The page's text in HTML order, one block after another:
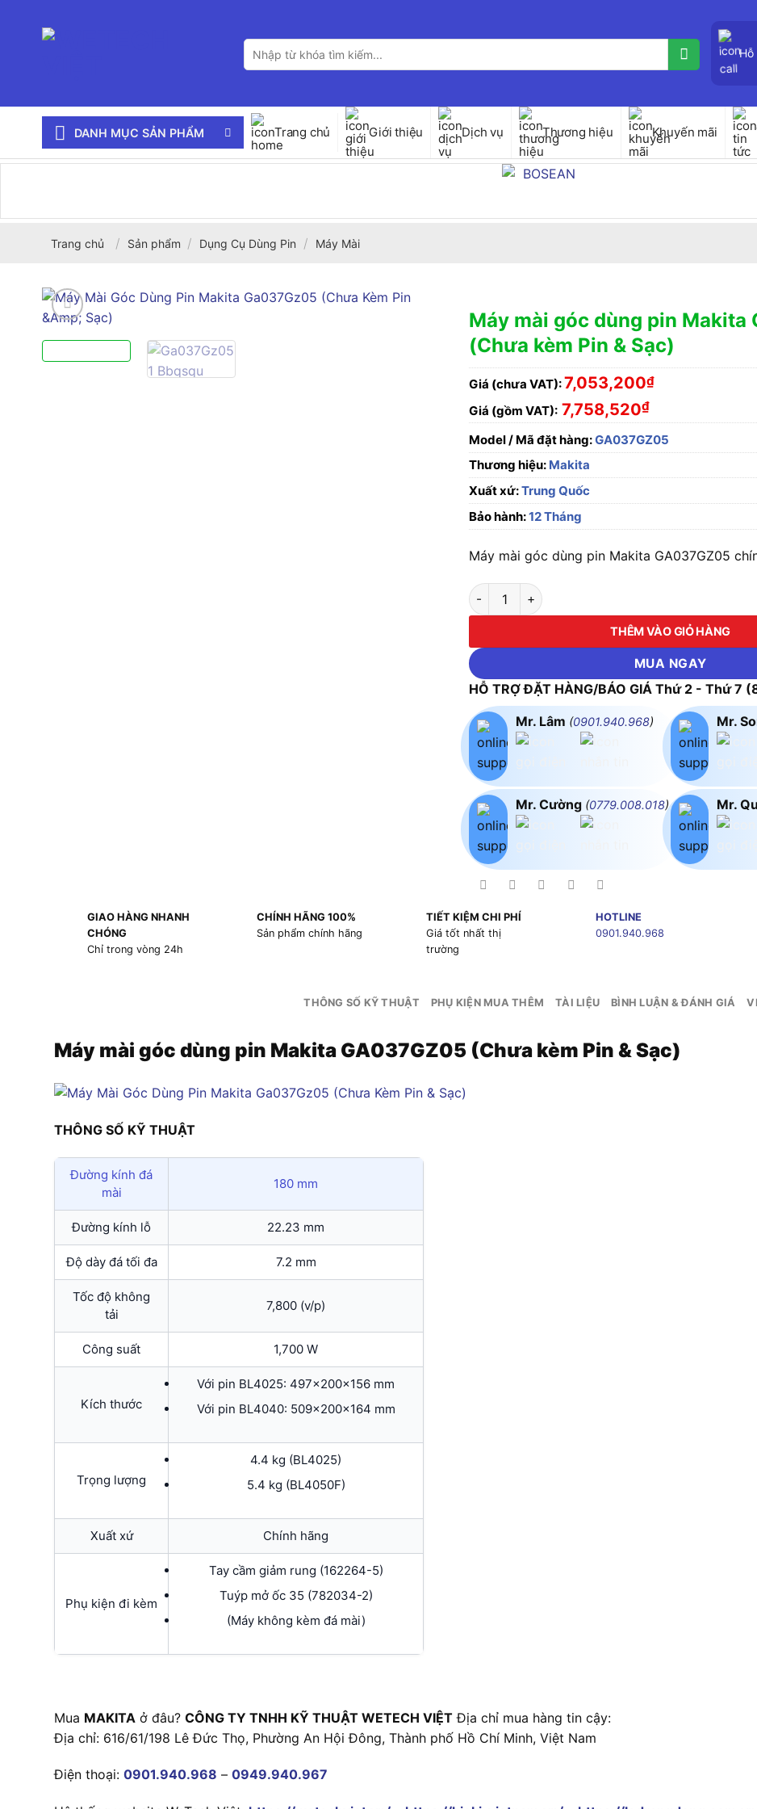
Tìm
kiếm:
Hỗ
DANH MỤC SẢN PHẨM Trang chủ Giới thiệu Dịch vụ Thương hiệu Khuyến mãi
Trang chủ / Sản phẩm / Dụng Cụ Dùng Pin / Máy Mài
Máy mài góc dùng pin Makita
(Chưa kèm Pin & Sạc)
Giá (chưa VAT):7,053,200₫
Giá (gồm VAT): 7,758,520₫
Model / Mã đặt hàng:GA037GZ05
Thương hiệu: Makita
Xuất xứ:Trung Quốc
Bảo hành:12 Tháng
Máy mài góc dùng pin Makita GA037GZ05
Máy mài góc dùng pin Makita GA037GZ05 (Chưa
THÊM VÀO GIỎ HÀNG
MUA NGAY
HỖ TRỢ ĐẶT HÀNG/BÁO GIÁ Thứ 2 - Thứ 7
Mr. Lâm (0901.940.968)
Mr. Cường (0779.008.018)
Mr.
Mr.
GIAO HÀNG NHANH
CHÓNG
Chỉ trong vòng 24h
CHÍNH HÃNG 100%
Sản phẩm chính hãng
TIẾT KIỆM CHI PHÍ
Giá tốt nhất thị
trường
HOTLINE
0901.940.968
THÔNG SỐ KỸ THUẬT PHỤ KIỆN MUA THÊM TÀI LIỆU BÌNH LUẬN & ĐÁNH GIÁ
Máy mài góc dùng pin Makita GA037GZ05 (Chưa kèm Pin & Sạc)
THÔNG SỐ KỸ THUẬT
Đường kính đá
mài
180 mm
Đường kính lỗ 22.23 mm
Độ dày đá tối đa 7.2 mm
Tốc độ không
tải
7,800 (v/p)
Công suất 1,700 W
Kích thước
Với pin BL4025: 497x200x156 mm
Với pin BL4040: 509x200x164 mm
Trọng lượng
4.4 kg (BL4025)
5.4 kg (BL4050F)
Xuất xứ Chính hãng
Phụ kiện đi kèm
Tay cầm giảm rung (162264-5)
Tuýp mở ốc 35 (782034-2)
(Máy không kèm đá mài)
Mua MAKITA ở đâu? CÔNG TY TNHH KỸ THUẬT WETECH VIỆT Địa chỉ mua hàng tin cậy:
Địa chỉ: 616/61/198 Lê Đức Thọ, Phường An Hội Đông, Thành phố Hồ Chí Minh, Việt Nam
Điện thoại: 0901.940.968 – 0949.940.967